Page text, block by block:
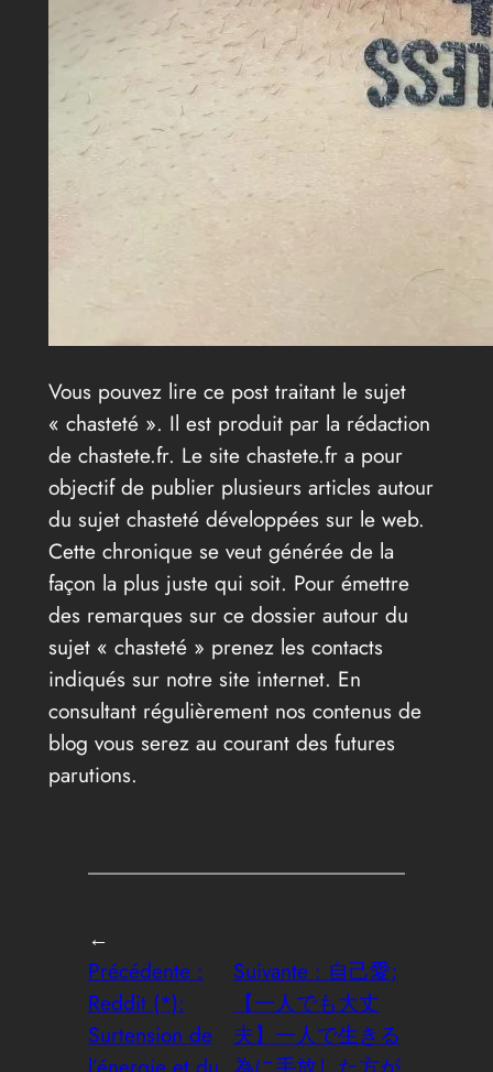
Vous pouvez lire ce post traitant le sujet
« chasteté ». Il est produit par la rédaction
de chastete.fr. Le site chastete.fr a pour
objectif de publier plusieurs articles autour
du sujet chasteté développées sur le web.
Cette chronique se veut générée de la
façon la plus juste qui soit. Pour émettre
des remarques sur ce dossier autour du
sujet « chasteté » prenez les contacts
indiqués sur notre site internet. En
consultant régulièrement nos contenus de
blog vous serez au courant des futures
parutions.
←
Précédente :
Reddit (*):
Surtension de
Suivante : 自己愛;
【一人でも大丈
夫】一人で生きる